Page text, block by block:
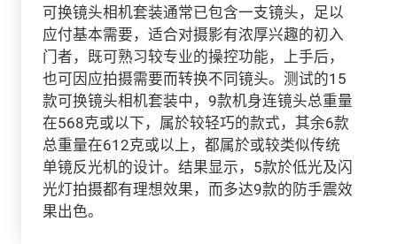
可换镜头相机套装通常已包含一支镜头，足以
应付基本需要，适合对摄影有浓厚兴趣的初入
门者，既可熟习较专业的操控功能，上手后，
也可因应拍摄需要而转换不同镜头。测试的15
款可换镜头相机套装中，9款机身连镜头总重量
在568克或以下，属於较轻巧的款式，其余6款
总重量在612克或以上，都属於或较类似传统
单镜反光机的设计。结果显示，5款於低光及闪
光灯拍摄都有理想效果，而多达9款的防手震效
果出色。